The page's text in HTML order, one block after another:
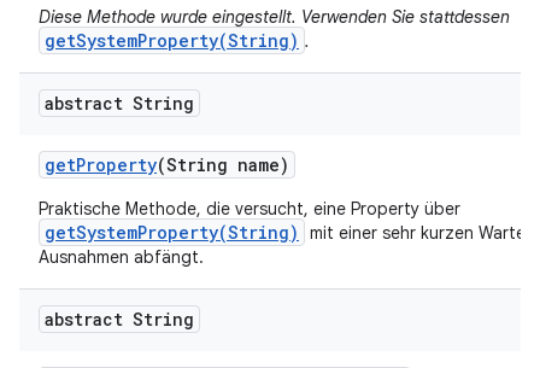
Diese Methode wurde eingestellt. Verwenden Sie stattdessen
getSystemProperty(String) .
abstract String
getProperty(String name)
Praktische Methode, die versucht, eine Property über
getSystemProperty(String)
mit einer sehr kurzen
Ausnahmen abfängt.
abstract String